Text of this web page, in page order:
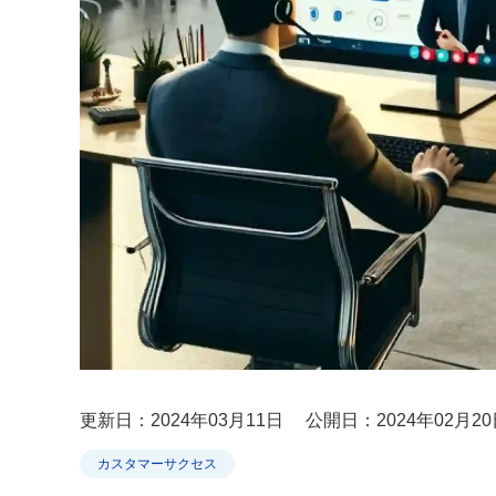
更新日：2024年03月11日 公開日：2024年02月20
カスタマーサクセス